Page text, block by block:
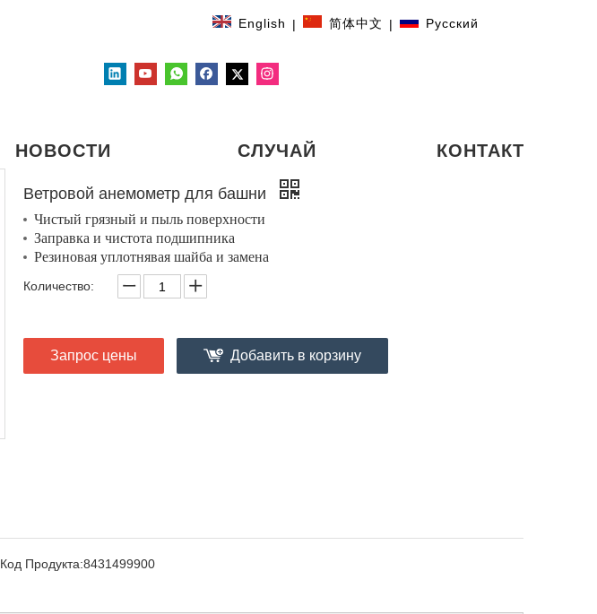
English | 简体中文 | Pусский
НОВОСТИ СЛУЧАЙ КОНТАКТ
Ветровой анемометр для башни
Чистый грязный и пыль поверхности
Заправка и чистота подшипника
Резиновая уплотнявая шайба и замена
Количество:
Запрос цены Добавить в корзину
Код Продукта:8431499900